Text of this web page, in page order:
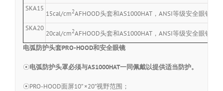
SKA15
15cal/cm2AFHOOD头套和AS1000HAT，ANSI等级安全眼镜和
SKA20
20cal/cm2AFHOOD头套和AS1000HAT，ANSI等级安全眼镜和
电弧防护头套PRO-HOOD和安全眼镜
☉电弧防护头罩必须与AS1000HAT一同佩戴以提供适当防护。
☉PRO-HOOD面屏10” ×20”视野范围；